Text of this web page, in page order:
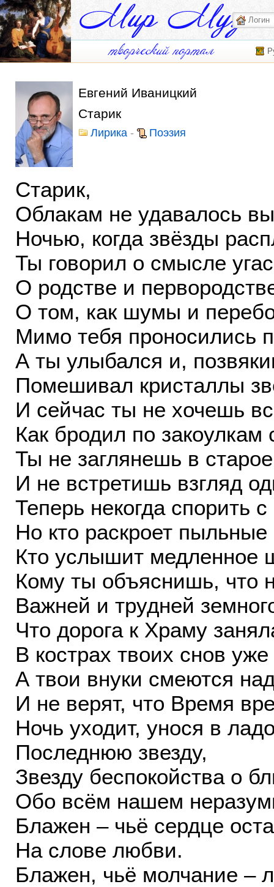
Евгений Иваницкий
Старик
Лирика - Поэзия
Старик,
Облакам не удавалось
Ночью, когда звёзды
Ты говорил о смысле
О родстве и
О том, как шумы и
Мимо тебя проносились
А ты улыбался и,
Помешивал кристаллы
И сейчас ты не хочешь
Как бродил по закоулкам
Ты не заглянешь в
И не встретишь взгляд
Теперь некогда спорить
Но кто раскроет
Кто услышит медленное
Кому ты объяснишь, что
Важней и трудней
Что дорога к Храму
В кострах твоих снов уже
А твои внуки смеются
И не верят, что Время
Ночь уходит, унося в
Последнюю звезду,
Звезду беспокойства о
Обо всём нашем
Блажен – чьё сердце
На слове любви.
Блажен, чьё молчание –